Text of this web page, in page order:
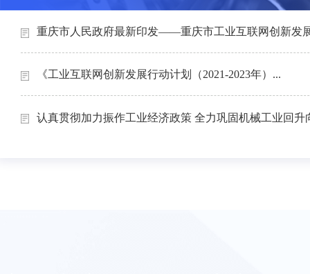
重庆市人民政府最新印发——重庆市工业互联网创新发
《工业互联网创新发展行动计划（2021-2023年）...
认真贯彻加力振作工业经济政策 全力巩固机械工业回升